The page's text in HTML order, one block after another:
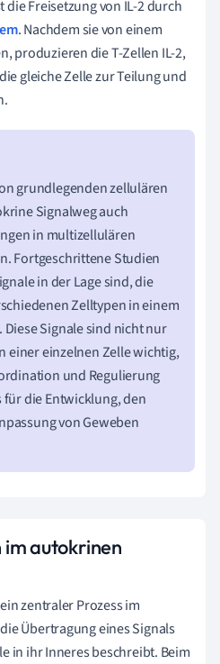
die Freisetzung von IL-2 durch
. Nachdem sie von einem
produzieren die T-Zellen IL-2,
gleiche Zelle zur Teilung und
grundlegenden zellulären
Signalweg auch
in multizellulären
Fortgeschrittene Studien
in der Lage sind, die
Zelltypen in einem
Signale sind nicht nur
einer einzelnen Zelle wichtig,
und Regulierung
die Entwicklung, den
von Geweben
autokrinen
zentraler Prozess im
Übertragung eines Signals
in ihr Inneres beschreibt. Beim